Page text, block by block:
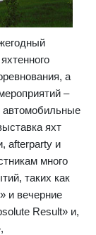
а
–
автомобильные
яхт
afterparty и
много
таких как
и вечерние
Result» и,